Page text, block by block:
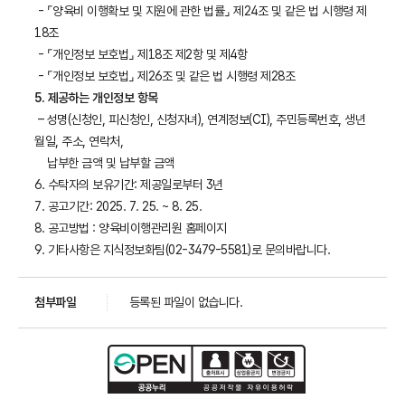
- ⌜양육비 이행확보 및 지원에 관한 법률⌟ 제24조 및 같은 법 시행령 제
18조
- ⌜개인정보 보호법⌟ 제18조 제2항 및 제4항
- ⌜개인정보 보호법⌟ 제26조 및 같은 법 시행령 제28조
5. 제공하는 개인정보 항목
– 성명(신청인, 피신청인, 신청자녀), 연계정보(CI), 주민등록번호, 생년
월일, 주소, 연락처,
납부한 금액 및 납부할 금액
6. 수탁자의 보유기간: 제공일로부터 3년
7. 공고기간: 2025. 7. 25. ~ 8. 25.
8. 공고방법 : 양육비이행관리원 홈페이지
9. 기타사항은 지식정보화팀(02-3479-5581)로 문의바랍니다.
첨부파일 등록된 파일이 없습니다.